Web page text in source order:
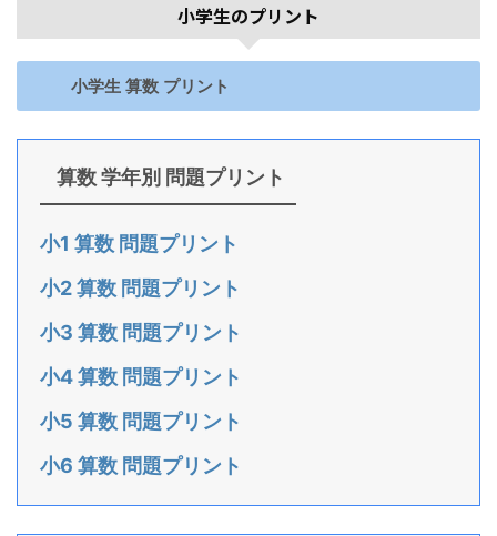
小学生のプリント
小学生 算数 プリント
算数 学年別 問題プリント
小1 算数 問題プリント
小2 算数 問題プリント
小3 算数 問題プリント
小4 算数 問題プリント
小5 算数 問題プリント
小6 算数 問題プリント